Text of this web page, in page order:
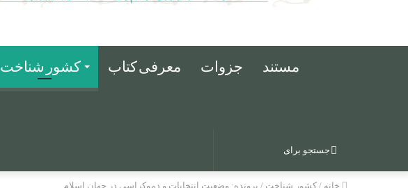
کشور شناخت معرفی کتاب جزوات مستند
جستجو
خانه / کشور شناخت / پرونده: وضعیت انتخابات و دموکراسی در جهان اسلام